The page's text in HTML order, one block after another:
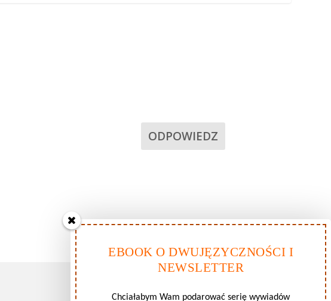
ODPOWIEDZ
EBOOK O DWUJĘZYCZNOŚCI I
NEWSLETTER
Chciałabym Wam podarować serię wywiadów